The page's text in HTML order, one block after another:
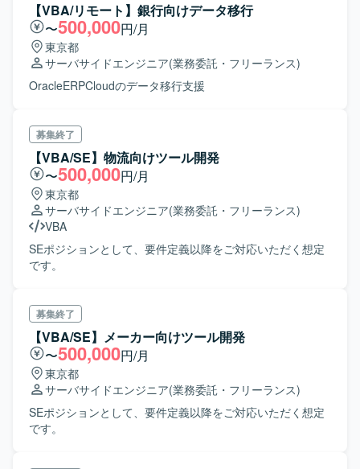
【VBA/リモート】銀行向けデータ移行
〜500,000円/月
東京都
サーバサイドエンジニア(業務委託・フリーランス)
OracleERPCloudのデータ移行支援
募集終了
【VBA/SE】物流向けツール開発
〜500,000円/月
東京都
サーバサイドエンジニア(業務委託・フリーランス)
VBA
SEポジションとして、要件定義以降をご対応いただく想定
です。
募集終了
【VBA/SE】メーカー向けツール開発
〜500,000円/月
東京都
サーバサイドエンジニア(業務委託・フリーランス)
SEポジションとして、要件定義以降をご対応いただく想定
です。